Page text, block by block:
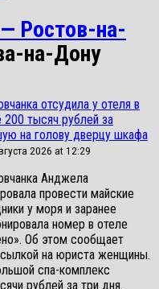
Ростов-на-
на-Дону
отсудила у отеля в
200 тысяч рублей за
на голову дверцу шкафа
2026 at 12:29
Анджела
провести майские
у моря и заранее
номер в отеле
Об этом сообщает
на юриста женщины.
спа-комплекс
рублей за три дня.